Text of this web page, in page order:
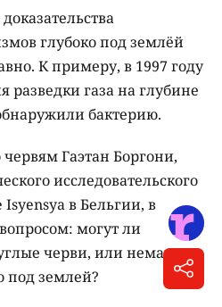
глубоко под землёй
К примеру, в 1997 году
разведки газа на глубине
бактерию.
Гаэтан Боргони,
исследовательского
в Бельгии, в
могут ли
черви, или нематоды,
под землей?